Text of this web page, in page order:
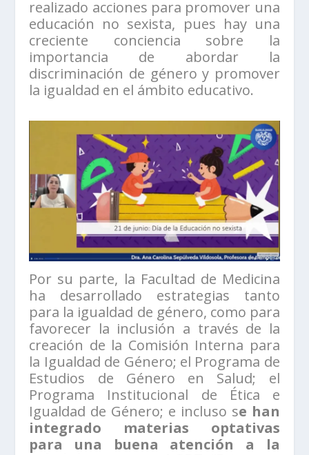
realizado acciones para promover una
educación no sexista, pues hay una
creciente conciencia sobre la
importancia de abordar la
discriminación de género y promover
la igualdad en el ámbito educativo.
Por su parte, la Facultad de Medicina
ha desarrollado estrategias tanto
para la igualdad de género, como para
favorecer la inclusión a través de la
creación de la Comisión Interna para
la Igualdad de Género; el Programa de
Estudios de Género en Salud; el
Programa Institucional de Ética e
Igualdad de Género; e incluso se han
integrado materias optativas
para una buena atención a la